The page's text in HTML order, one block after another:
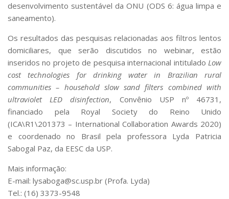
desenvolvimento sustentável da ONU (ODS 6: água limpa e
saneamento).
Os resultados das pesquisas relacionadas aos filtros lentos
domiciliares, que serão discutidos no webinar, estão
inseridos no projeto de pesquisa internacional intitulado Low
cost technologies for drinking water in Brazilian rural
communities – household slow sand filters combined with
ultraviolet LED disinfection, Convênio USP nº 46731,
financiado pela Royal Society do Reino Unido
(ICA\R1\201373 – International Collaboration Awards 2020)
e coordenado no Brasil pela professora Lyda Patricia
Sabogal Paz, da EESC da USP.
Mais informação:
E-mail: lysaboga@sc.usp.br (Profa. Lyda)
Tel.: (16) 3373-9548